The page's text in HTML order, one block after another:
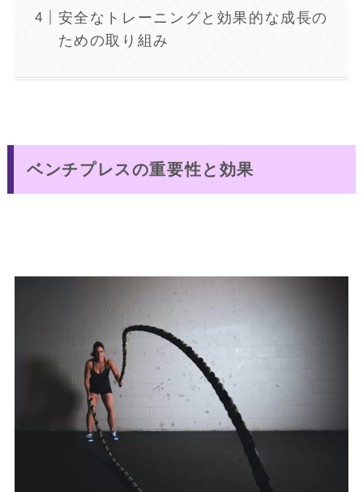
安全なトレーニングと効果的な成長の
ための取り組み
ベンチプレスの重要性と効果